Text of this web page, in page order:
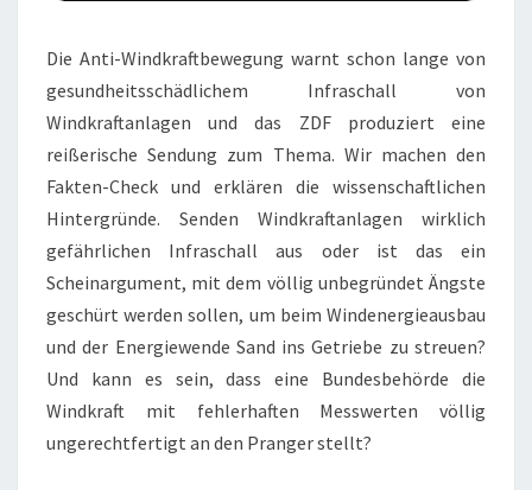
Die Anti-Windkraftbewegung warnt schon lange von
gesundheitsschädlichem Infraschall von
Windkraftanlagen und das ZDF produziert eine
reißerische Sendung zum Thema. Wir machen den
Fakten-Check und erklären die wissenschaftlichen
Hintergründe. Senden Windkraftanlagen wirklich
gefährlichen Infraschall aus oder ist das ein
Scheinargument, mit dem völlig unbegründet Ängste
geschürt werden sollen, um beim Windenergieausbau
und der Energiewende Sand ins Getriebe zu streuen?
Und kann es sein, dass eine Bundesbehörde die
Windkraft mit fehlerhaften Messwerten völlig
ungerechtfertigt an den Pranger stellt?